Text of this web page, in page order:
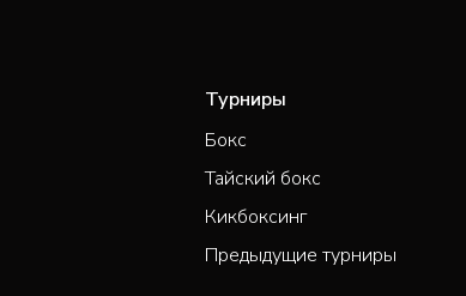
Турниры
Бокс
Тайский бокс
Кикбоксинг
Предыдущие турниры